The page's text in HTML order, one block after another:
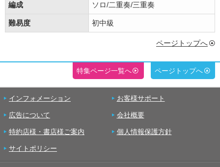
編成 ソロ/二重奏/三重奏
難易度 初中級
ページトップへ
特集ページ一覧へ ページトップへ
インフォメーション お客様サポート
広告について 会社概要
特約店様・書店様ご案内 個人情報保護方針
サイトポリシー